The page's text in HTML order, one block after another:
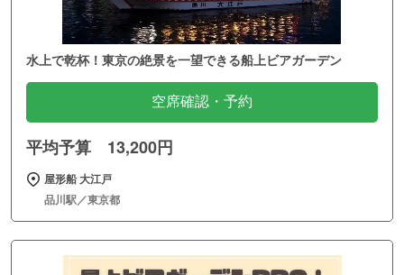
水上で乾杯！東京の絶景を一望できる船上ビアガーデン
空席確認・予約
平均予算 13,200円
屋形船 大江戸
品川駅／東京都